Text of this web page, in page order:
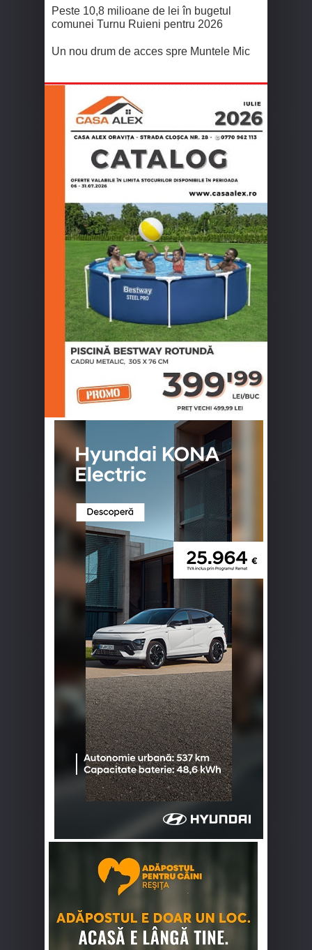
Peste 10,8 milioane de lei în bugetul
comunei Turnu Ruieni pentru 2026
Un nou drum de acces spre Muntele Mic